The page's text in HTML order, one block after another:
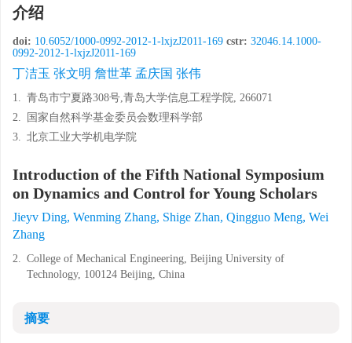
介绍
doi: 10.6052/1000-0992-2012-1-lxjzJ2011-169 cstr: 32046.14.1000-
0992-2012-1-lxjzJ2011-169
丁洁玉 张文明 詹世革 孟庆国 张伟
1. 青岛市宁夏路308号,青岛大学信息工程学院, 266071
2.
国家自然科学基金委员会数理科学部
3. 北京工业大学机电学院
Introduction of the Fifth National Symposium
on Dynamics and Control for Young Scholars
Jieyv Ding, Wenming Zhang, Shige Zhan, Qingguo Meng, Wei
Zhang
2. College of Mechanical Engineering, Beijing University of
Technology, 100124 Beijing, China
摘要